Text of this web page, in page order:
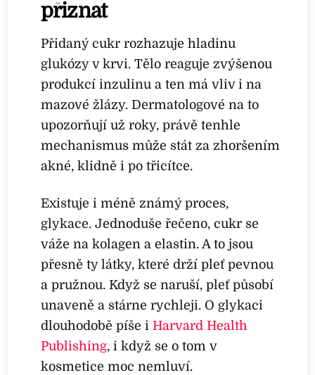
přiznat
Přidaný cukr rozhazuje hladinu
glukózy v krvi. Tělo reaguje zvýšenou
produkcí inzulinu a ten má vliv i na
mazové žlázy. Dermatologové na to
upozorňují už roky, právě tenhle
mechanismus může stát za zhoršením
akné, klidně i po třicítce.
Existuje i méně známý proces,
glykace. Jednoduše řečeno, cukr se
váže na kolagen a elastin. A to jsou
přesně ty látky, které drží pleť pevnou
a pružnou. Když se naruší, pleť působí
unaveně a stárne rychleji. O glykaci
dlouhodobě píše iHarvard Health
Publishing, i když se o tom v
kosmetice moc nemluví.